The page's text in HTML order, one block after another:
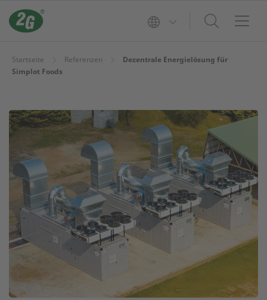
Startseite Referenzen
Dezentrale Energielösung für
Simplot Foods